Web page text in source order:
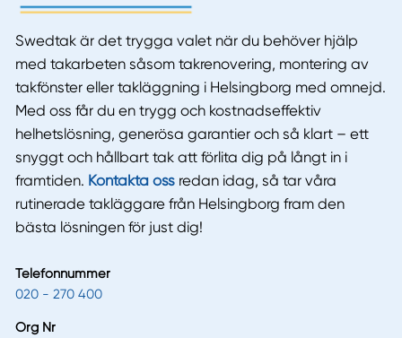
Swedtak är det trygga valet när du behöver hjälp
med takarbeten såsom takrenovering, montering av
takfönster eller takläggning i Helsingborg med omnejd.
Med oss får du en trygg och kostnadseffektiv
helhetslösning, generösa garantier och så klart – ett
snyggt och hållbart tak att förlita dig på långt in i
framtiden. Kontakta ossredan idag, så tar våra
rutinerade takläggare från Helsingborg fram den
bästa lösningen för just dig!
Telefonnummer
020 - 270 400
Org Nr